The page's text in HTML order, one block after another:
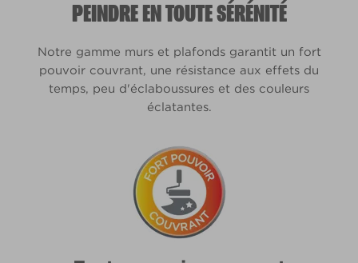
PEINDRE EN TOUTE SÉRÉNITÉ
Notre gamme murs et plafonds garantit un fort
pouvoir couvrant, une résistance aux effets du
temps, peu d'éclaboussures et des couleurs
éclatantes.